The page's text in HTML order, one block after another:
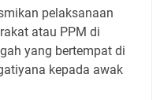
pelaksanaan
atau PPM di
yang bertempat di
kepada awak